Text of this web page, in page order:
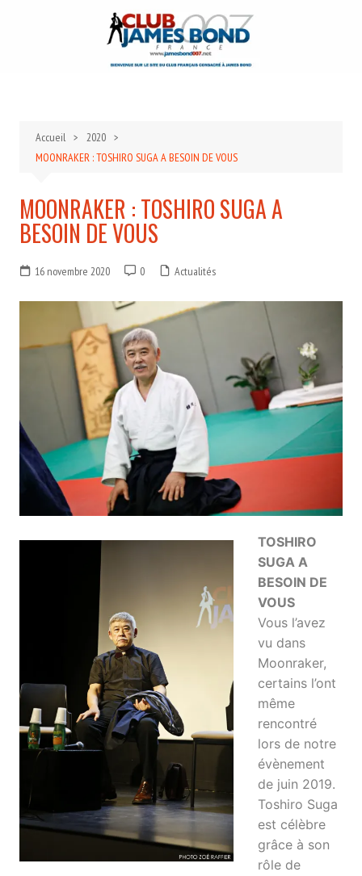
Accueil
2020
MOONRAKER : TOSHIRO SUGA A BESOIN DE VOUS
MOONRAKER : TOSHIRO SUGA A
BESOIN DE VOUS
16 novembre 2020 0 Actualités
TOSHIRO
SUGA A
BESOIN DE
VOUS
Vous l’avez
vu dans
Moonraker,
certains l’ont
même
rencontré
lors de notre
évènement
de juin 2019.
Toshiro Suga
est célèbre
grâce à son
rôle de